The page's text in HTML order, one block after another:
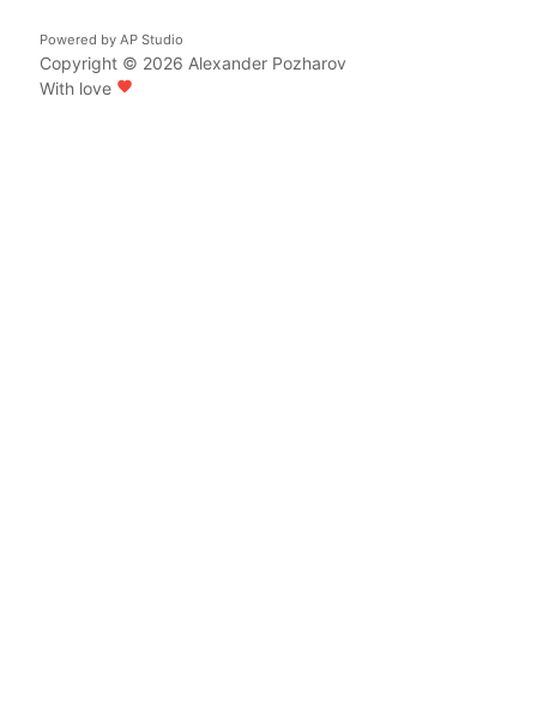
Powered by AP Studio
Copyright © 2026 Alexander Pozharov
With love favorite